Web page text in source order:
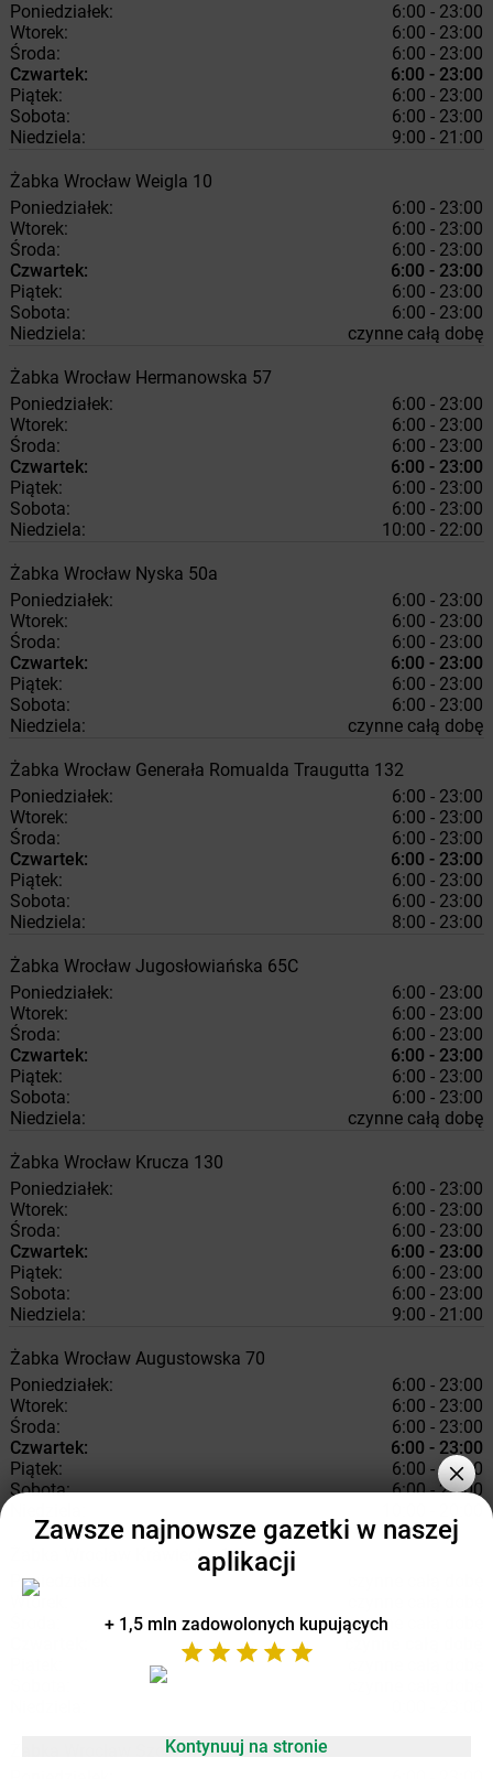
Poniedziałek:
6:00 - 23:00
Wtorek:
6:00 - 23:00
Środa:
6:00 - 23:00
Czwartek:
6:00 - 23:00
Piątek:
6:00 - 23:00
Sobota:
6:00 - 23:00
Niedziela:
9:00 - 21:00
Żabka Wrocław Weigla 10
Poniedziałek:
6:00 - 23:00
Wtorek:
6:00 - 23:00
Środa:
6:00 - 23:00
Czwartek:
6:00 - 23:00
Piątek:
6:00 - 23:00
Sobota:
6:00 - 23:00
Niedziela:
czynne całą dobę
Żabka Wrocław Hermanowska 57
Poniedziałek:
6:00 - 23:00
Wtorek:
6:00 - 23:00
Środa:
6:00 - 23:00
Czwartek:
6:00 - 23:00
Piątek:
6:00 - 23:00
Sobota:
6:00 - 23:00
Niedziela:
10:00 - 22:00
Żabka Wrocław Nyska 50a
Poniedziałek:
6:00 - 23:00
Wtorek:
6:00 - 23:00
Środa:
6:00 - 23:00
Czwartek:
6:00 - 23:00
Piątek:
6:00 - 23:00
Sobota:
6:00 - 23:00
Niedziela:
czynne całą dobę
Żabka Wrocław Generała Romualda Traugutta 132
Poniedziałek:
6:00 - 23:00
Wtorek:
6:00 - 23:00
Środa:
6:00 - 23:00
Czwartek:
6:00 - 23:00
Piątek:
6:00 - 23:00
Sobota:
6:00 - 23:00
Niedziela:
8:00 - 23:00
Żabka Wrocław Jugosłowiańska 65C
Poniedziałek:
6:00 - 23:00
Wtorek:
6:00 - 23:00
Środa:
6:00 - 23:00
Czwartek:
6:00 - 23:00
Piątek:
6:00 - 23:00
Sobota:
6:00 - 23:00
Niedziela:
czynne całą dobę
Żabka Wrocław Krucza 130
Poniedziałek:
6:00 - 23:00
Wtorek:
6:00 - 23:00
Środa:
6:00 - 23:00
Czwartek:
6:00 - 23:00
Piątek:
6:00 - 23:00
Sobota:
6:00 - 23:00
Niedziela:
9:00 - 21:00
Żabka Wrocław Augustowska 70
Poniedziałek:
6:00 - 23:00
Wtorek:
6:00 - 23:00
Środa:
6:00 - 23:00
Czwartek:
6:00 - 23:00
Piątek:
6:00 - 23:00
Sobota:
6:00 - 23:00
Krawiecka 1
Poniedziałek:
Wtorek:
czynne całą dobę
Szczytnicka 42
Zawsze najnowsze gazetki w naszej
aplikacji
+ 1,5 mln zadowolonych kupujących
Kontynuuj na stronie